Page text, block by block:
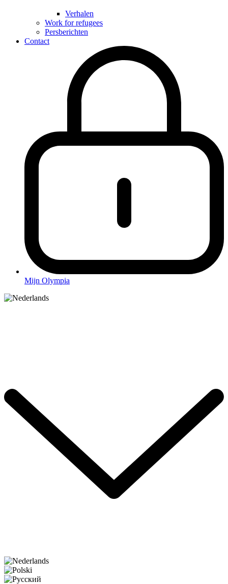
Verhalen
Work for refugees
Persberichten
Contact
Mijn Olympia